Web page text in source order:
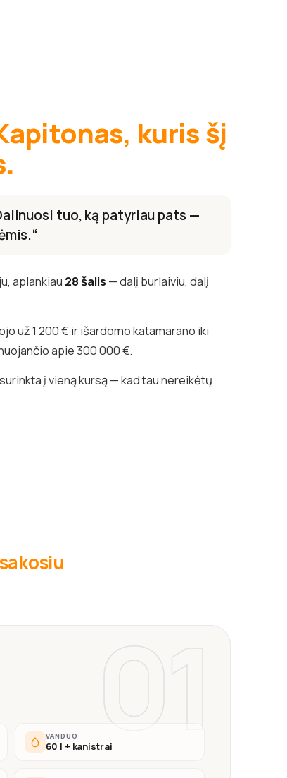
kuris šį
tuo, ką patyriau pats —
aplankiau 28 šalis — dalį burlaiviu, dalį
už 1 200 € ir išardomo katamarano iki
apie 300 000 €.
į vieną kursą — kad tau nereikėtų
01
VANDUO
60 l + kanistrai